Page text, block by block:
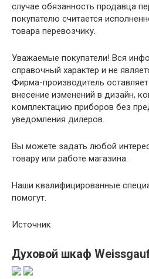
случае обязанность продавца
покупателю считается
товара перевозчику.
Уважаемые покупатели! Вся
справочный характер и не
Фирма-производитель
внесение изменений в дизайн,
комплектацию приборов без
уведомления дилеров.
Вы можете задать любой
товару или работе магазина.
Наши квалифицированные
помогут.
Источник
Духовой шкаф